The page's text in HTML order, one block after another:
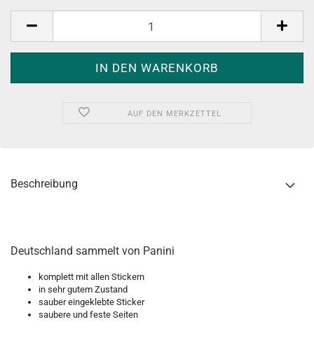
AUF DEN MERKZETTEL
Beschreibung
Deutschland sammelt von Panini
komplett mit allen Stickern
in sehr gutem Zustand
sauber eingeklebte Sticker
saubere und feste Seiten